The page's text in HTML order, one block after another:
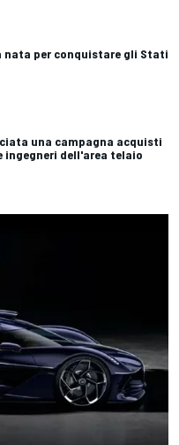
nata per conquistare gli Stati
una campagna acquisti
ingegneri dell'area telaio